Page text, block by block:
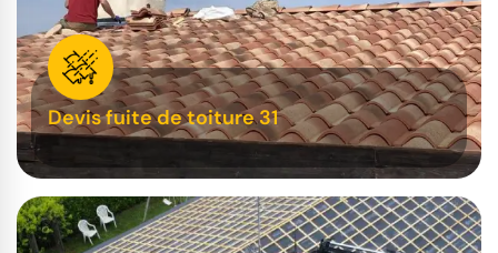
Devis fuite de toiture 31